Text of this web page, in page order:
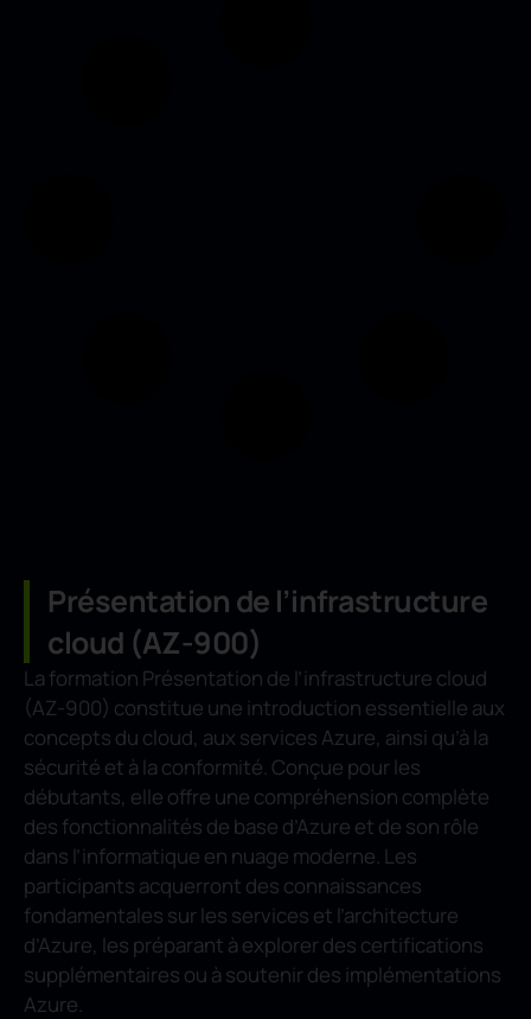
Présentation de l’infrastructure
cloud (AZ-900)
La formation Présentation de l’infrastructure cloud
(AZ-900) constitue une introduction essentielle aux
concepts du cloud, aux services Azure, ainsi qu’à la
sécurité et à la conformité. Conçue pour les
débutants, elle offre une compréhension complète
des fonctionnalités de base d’Azure et de son rôle
dans l’informatique en nuage moderne. Les
participants acquerront des connaissances
fondamentales sur les services et l’architecture
d’Azure, les préparant à explorer des certifications
supplémentaires ou à soutenir des implémentations
Azure.